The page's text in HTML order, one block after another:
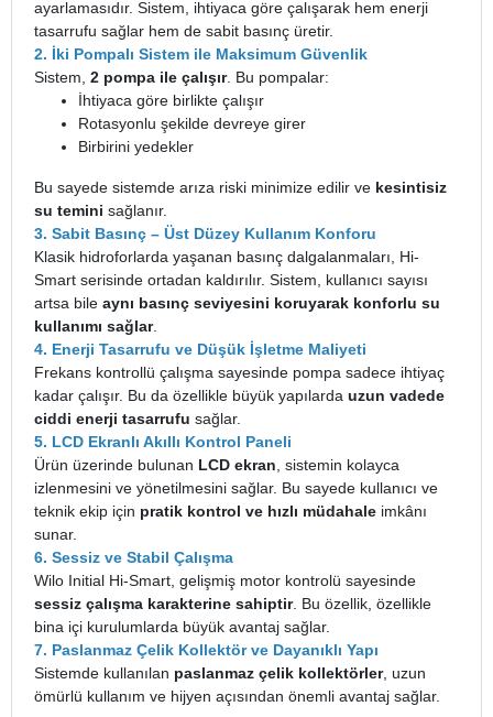
ayarlamasıdır. Sistem, ihtiyaca göre çalışarak hem enerji
tasarrufu sağlar hem de sabit basınç üretir.
2. İki Pompalı Sistem ile Maksimum Güvenlik
Sistem, 2 pompa ile çalışır. Bu pompalar:
İhtiyaca göre birlikte çalışır
Rotasyonlu şekilde devreye girer
Birbirini yedekler
Bu sayede sistemde arıza riski minimize edilir ve kesintisiz
su temini sağlanır.
3. Sabit Basınç – Üst Düzey Kullanım Konforu
Klasik hidroforlarda yaşanan basınç dalgalanmaları, Hi-
Smart serisinde ortadan kaldırılır. Sistem, kullanıcı sayısı
artsa bile aynı basınç seviyesini koruyarak konforlu su
kullanımı sağlar.
4. Enerji Tasarrufu ve Düşük İşletme Maliyeti
Frekans kontrollü çalışma sayesinde pompa sadece ihtiyaç
kadar çalışır. Bu da özellikle büyük yapılarda uzun vadede
ciddi enerji tasarrufu sağlar.
5. LCD Ekranlı Akıllı Kontrol Paneli
Ürün üzerinde bulunan LCD ekran , sistemin kolayca
izlenmesini ve yönetilmesini sağlar. Bu sayede kullanıcı ve
teknik ekip için pratik kontrol ve hızlı müdahale imkânı
sunar.
6. Sessiz ve Stabil Çalışma
Wilo Initial Hi-Smart, gelişmiş motor kontrolü sayesinde
sessiz çalışma karakterine sahiptir. Bu özellik, özellikle
bina içi kurulumlarda büyük avantaj sağlar.
7. Paslanmaz Çelik Kollektör ve Dayanıklı Yapı
Sistemde kullanılan paslanmaz çelik kollektörler, uzun
ömürlü kullanım ve hijyen açısından önemli avantaj sağlar.